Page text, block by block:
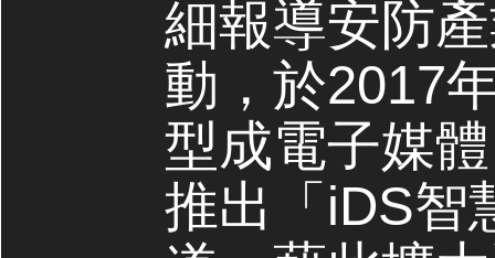
細報導安防
動，於2017
型成電子媒
推出「iDS智